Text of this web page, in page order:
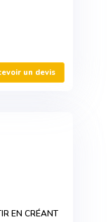
un devis
EN CRÉANT